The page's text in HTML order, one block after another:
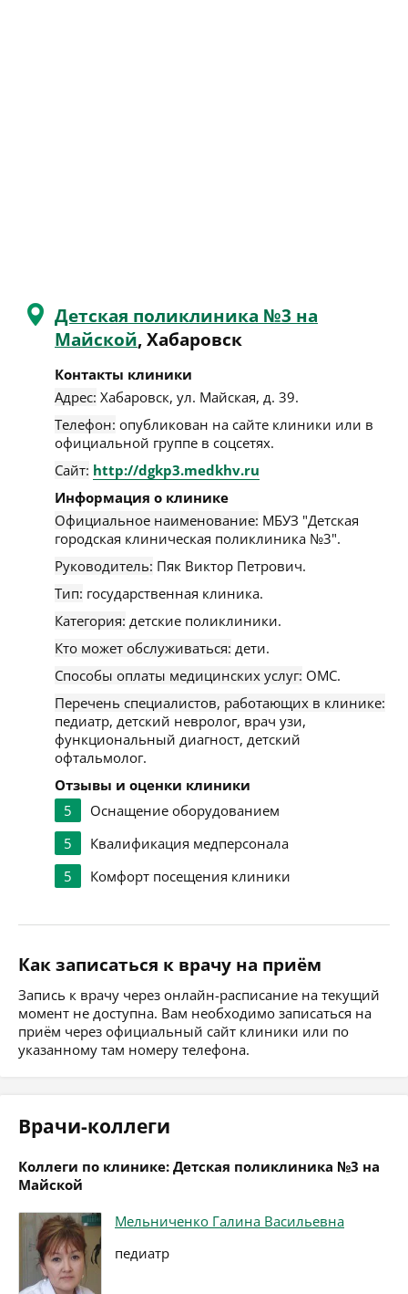
Детская поликлиника №3 на
Майской, Хабаровск
Контакты клиники
Адрес: Хабаровск, ул. Майская, д. 39.
Телефон: опубликован на сайте клиники или в
официальной группе в соцсетях.
Сайт: http://dgkp3.medkhv.ru
Информация о клинике
Официальное наименование: МБУЗ "Детская
городская клиническая поликлиника №3".
Руководитель: Пяк Виктор Петрович.
Тип: государственная клиника.
Категория: детские поликлиники.
Кто может обслуживаться: дети.
Способы оплаты медицинских услуг: ОМС.
Перечень специалистов, работающих в клинике:
педиатр, детский невролог, врач узи,
функциональный диагност, детский
офтальмолог.
Отзывы и оценки клиники
5
Оснащение оборудованием
5
Квалификация медперсонала
5
Комфорт посещения клиники
Как записаться к врачу на приём
Запись к врачу через онлайн-расписание на текущий
момент не доступна. Вам необходимо записаться на
приём через официальный сайт клиники или по
указанному там номеру телефона.
Врачи-коллеги
Коллеги по клинике: Детская поликлиника №3 на
Майской
Мельниченко Галина Васильевна
педиатр